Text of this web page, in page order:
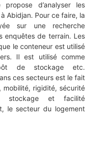
d’analyser les
Abidjan. Pour ce faire, la
sur une recherche
enquêtes de terrain. Les
le conteneur est utilisé
Il est utilisé comme
de stockage etc.
ces secteurs est le fait
rigidité, sécurité
stockage et facilité
le secteur du logement